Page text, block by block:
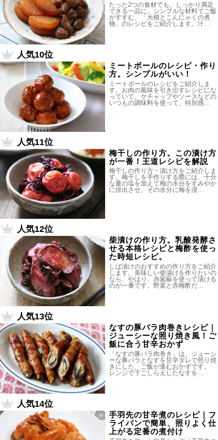
たった2つの食材でも、しっかり満足
できる一品に。シンプルな材料でご飯
がすすむ、「大根とこんにゃくの煮
物」のレシピをご紹介します。汁…
人気10位
ミートボールのレシピ・作り
方。シンプルがいい！
ミートボールのレシピをご紹介しま
す。お肉の風味を引き出すレシピにな
っていて、ケチャップやソースなどの
いつもの調味料を使って、特別感…
人気11位
梅干しの作り方。この漬け方
が一番！王道レシピを解説
梅干しの作り方・漬け方をご紹介しま
す。梅干しを手作りする際には、十分
な量の塩を加えて梅の水分をすみやか
に排出させ、その水分に梅を浸…
人気12位
柴漬けの作り方。乳酸発酵さ
せる本格レシピと梅酢を使っ
た時短レシピ。
しば漬けのおすすめの作り方をご紹介
します。美味しい柴漬けを作りたいの
なら、やはり、赤紫蘇を使って漬ける
のが一番です。野菜と赤梅酢だ…
人気13位
なすの豚バラ肉巻きレシピ｜
ジューシーな照り焼き風！ご
飯に合う甘辛おかず
「なすの豚バラ肉巻き」は、ジューシ
ーな豚バラとなすを甘辛ダレで照り焼
きにした、ご飯が進むおかずです。
レンジで下ごしらえしたなすを…
人気14位
手羽先の甘辛煮のレシピ｜フ
ライパンで簡単、照りよく仕
上がる定番の煮付け